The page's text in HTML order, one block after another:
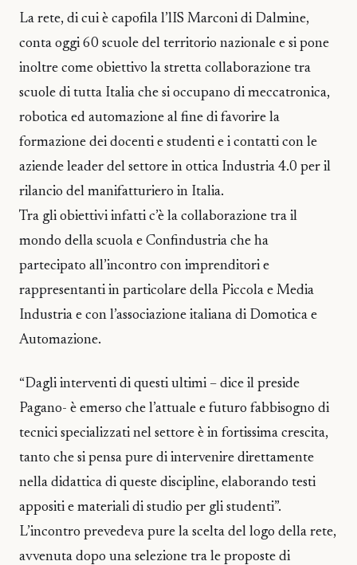
La rete, di cui è capofila l’lIS Marconi di Dalmine,
conta oggi 60 scuole del territorio nazionale e si pone
inoltre come obiettivo la stretta collaborazione tra
scuole di tutta Italia che si occupano di meccatronica,
robotica ed automazione al fine di favorire la
formazione dei docenti e studenti e i contatti con le
aziende leader del settore in ottica Industria 4.0 per il
rilancio del manifatturiero in Italia.
Tra gli obiettivi infatti c’è la collaborazione tra il
mondo della scuola e Confindustria che ha
partecipato all’incontro con imprenditori e
rappresentanti in particolare della Piccola e Media
Industria e con l’associazione italiana di Domotica e
Automazione.
“Dagli interventi di questi ultimi – dice il preside
Pagano- è emerso che l’attuale e futuro fabbisogno di
tecnici specializzati nel settore è in fortissima crescita,
tanto che si pensa pure di intervenire direttamente
nella didattica di queste discipline, elaborando testi
appositi e materiali di studio per gli studenti”.
L’incontro prevedeva pure la scelta del logo della rete,
avvenuta dopo una selezione tra le proposte di